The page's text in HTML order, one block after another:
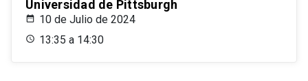
Universidad de Pittsburgh
10 de Julio de 2024
13:35 a 14:30